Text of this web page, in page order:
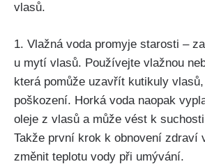
vlasů.
1. ⁤Vlažná voda promyje starosti –
u mytí vlasů. Používejte vlažnou​
která pomůže uzavřít kutikuly‍
poškození. Horká voda naopak
oleje z vlasů ‌a může vést k
Takže první krok k obnovení ‌zdraví
změnit teplotu vody při umývání.